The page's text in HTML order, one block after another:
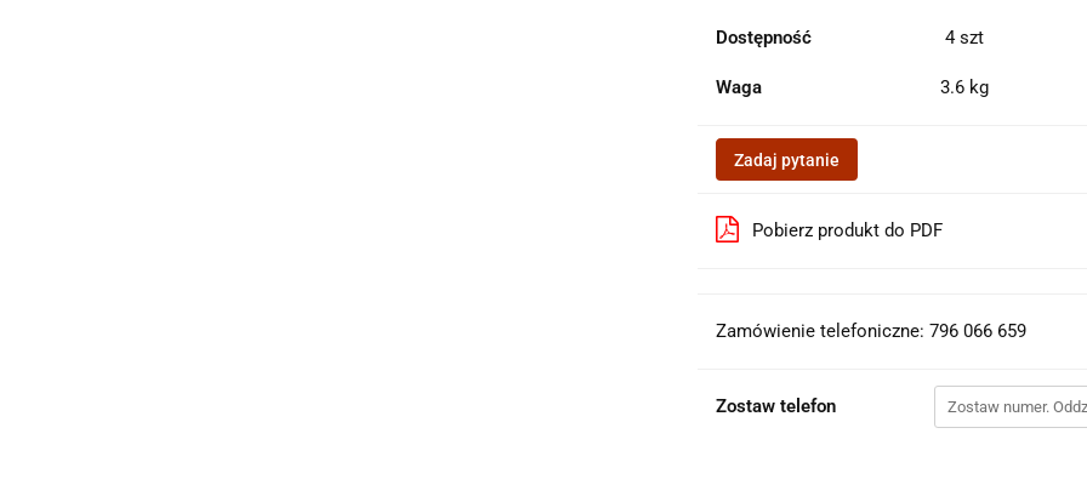
Dostępność 4 szt
Waga 3.6 kg
Zadaj pytanie
Pobierz produkt do PDF
Zamówienie telefoniczne: 796 066 659
Zostaw telefon